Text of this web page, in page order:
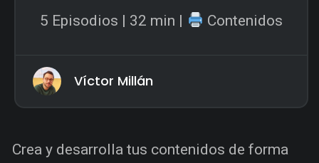
5 Episodios | 32 min | Contenidos
Víctor Millán
Crea y desarrolla tus contenidos de forma